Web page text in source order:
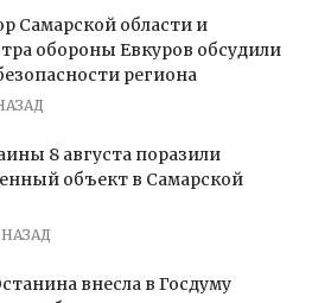
Самарской области и
обороны Евкуров обсудили
региона
8 августа поразили
объект в Самарской
внесла в Госдуму